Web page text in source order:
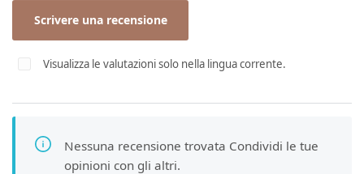
Scrivere una recensione
Visualizza le valutazioni solo nella lingua corrente.
Nessuna recensione trovata Condividi le tue
opinioni con gli altri.